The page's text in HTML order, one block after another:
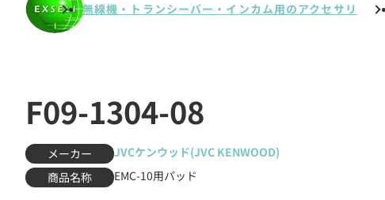
無線機・トランシーバー・インカム用のアクセサリ
F09-1304-08
メーカー
JVCケンウッド(JVC KENWOOD)
商品名称
EMC-10用パッド